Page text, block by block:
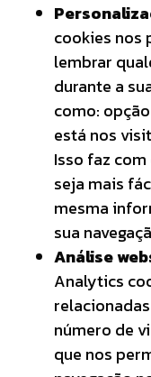
cookies nos
lembrar
durante a
como:
está nos
Isso faz
seja mais
mesma
sua
Análise
Analytics
número de
que nos